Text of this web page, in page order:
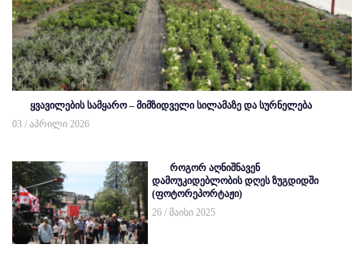
ყვავილების სამყარო – მიმზიდველი სილამაზე და სურნელება
03 / აპრილი 2026
როგორ აღნიშნავენ
დამოუკიდებლობის დღეს ზუგდიდში
(ფოტორეპორტაჟი)
26 / მაისი 2025